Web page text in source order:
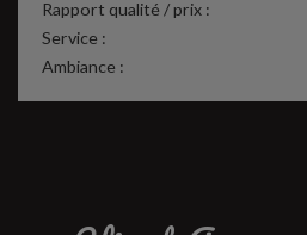
Rapport qualité / prix :
Service :
Ambiance :